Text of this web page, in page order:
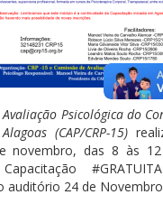
Psicológica do
(CAP/CRP-15)
novembro, das 8 às
auditório 24 de